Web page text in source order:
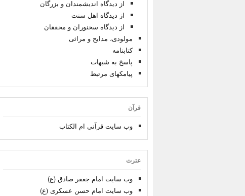
از دیدگاه اندیشمندان و بزرگان
از دیدگاه اهل سنت
از دیدگاه سخنوران و محققان
مولودی، مدایح و مراثی
کتابنامه
پاسخ به شبهات
پیامکهای مرتبط
قرآن
وب سایت قرآنی ام الکتاب
عترت
وب سایت امام جعفر صادق (ع)
وب سایت امام حسن عسکری (ع)